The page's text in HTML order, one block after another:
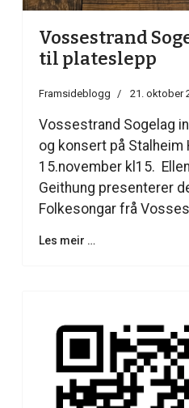
Vossestrand
til plateslepp
Framsideblogg 21. oktober
Vossestrand Sogelag
og konsert på Stalheim
15.november kl15.
Geithung presenterer
Folkesongar frå
Les meir …